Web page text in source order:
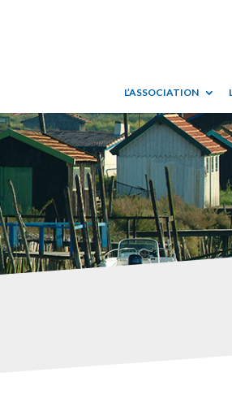
L’ASSOCIATION